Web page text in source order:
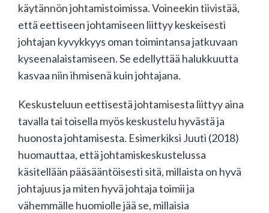
käytännön johtamistoimissa. Voineekin tiivistää,
että eettiseen johtamiseen liittyy keskeisesti
johtajan kyvykkyys oman toimintansa jatkuvaan
kyseenalaistamiseen. Se edellyttää halukkuutta
kasvaa niin ihmisenä kuin johtajana.
Keskusteluun eettisestä johtamisesta liittyy aina
tavalla tai toisella myös keskustelu hyvästä ja
huonosta johtamisesta. Esimerkiksi Juuti (2018)
huomauttaa, että johtamiskeskustelussa
käsitellään pääsääntöisesti sitä, millaista on hyvä
johtajuus ja miten hyvä johtaja toimii ja
vähemmälle huomiolle jää se, millaisia